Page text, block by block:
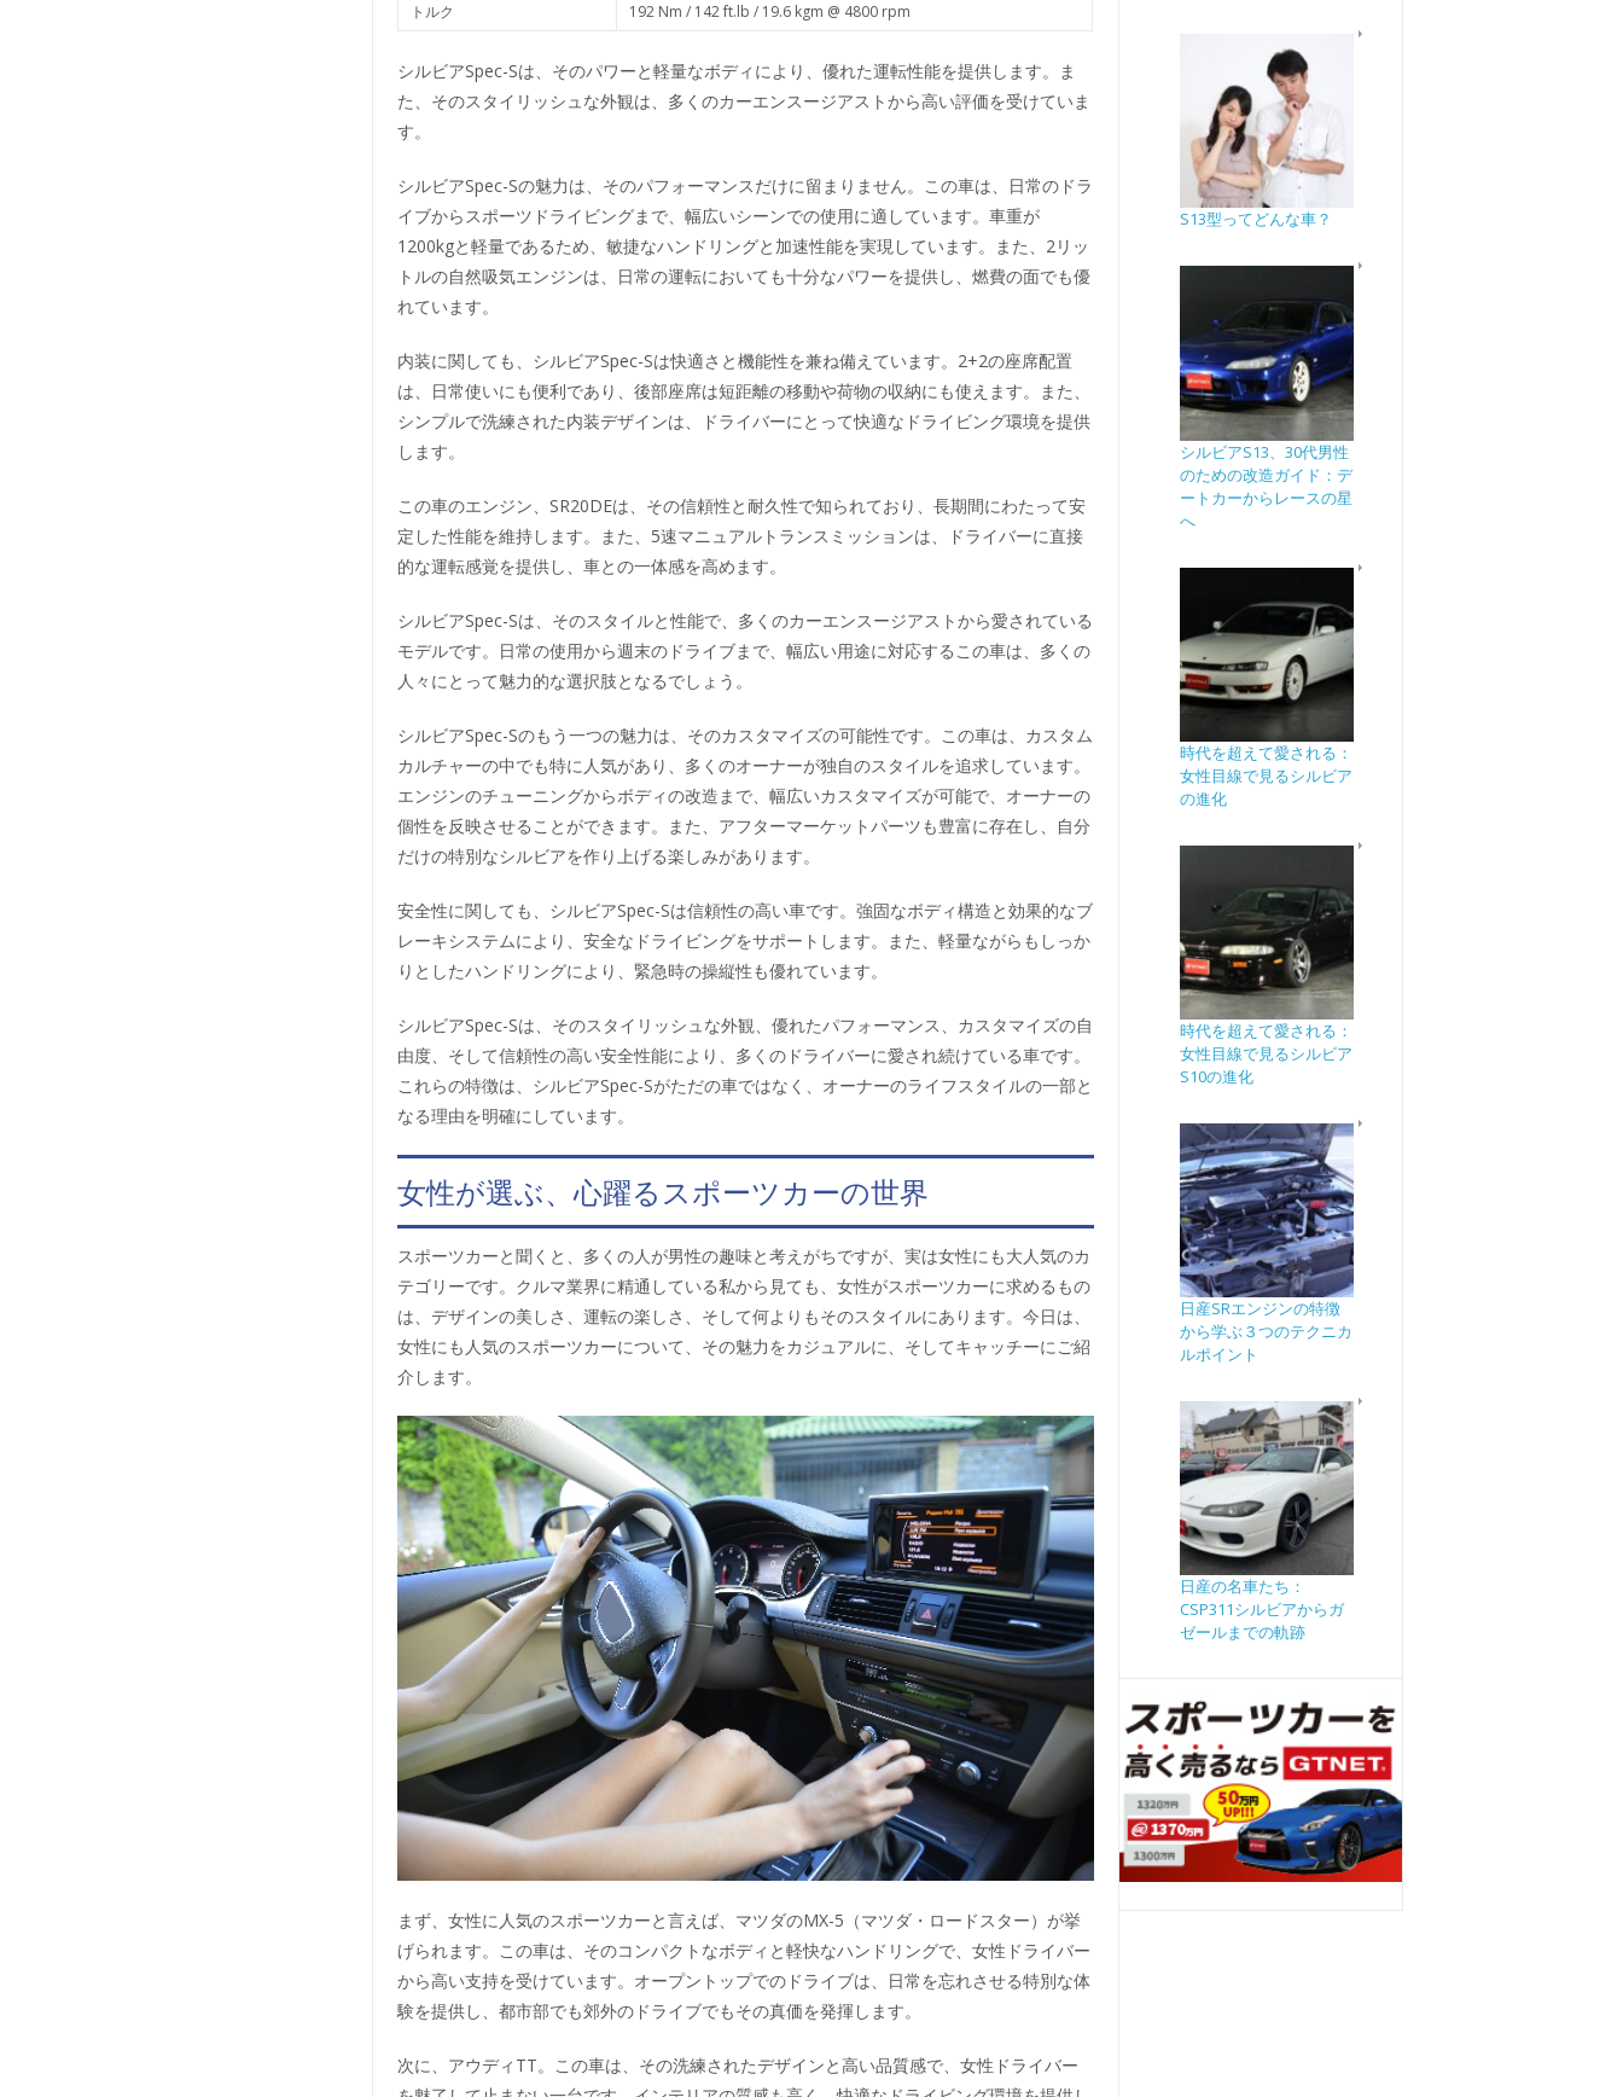
トルク
192 Nm / 142 ft.lb / 19.6 kgm @ 4800 rpm
シルビアSpec-Sは、そのパワーと軽量なボディにより、優れた運転性能を提供します。ま
た、そのスタイリッシュな外観は、多くのカーエンスージアストから高い評価を受けていま
す。
シルビアSpec-Sの魅力は、そのパフォーマンスだけに留まりません。この車は、日常のドラ
イブからスポーツドライビングまで、幅広いシーンでの使用に適しています。車重が
1200kgと軽量であるため、敏捷なハンドリングと加速性能を実現しています。また、2リッ
トルの自然吸気エンジンは、日常の運転においても十分なパワーを提供し、燃費の面でも優
れています。
内装に関しても、シルビアSpec-Sは快適さと機能性を兼ね備えています。2+2の座席配置
は、日常使いにも便利であり、後部座席は短距離の移動や荷物の収納にも使えます。また、
シンプルで洗練された内装デザインは、ドライバーにとって快適なドライビング環境を提供
します。
この車のエンジン、SR20DEは、その信頼性と耐久性で知られており、長期間にわたって安
定した性能を維持します。また、5速マニュアルトランスミッションは、ドライバーに直接
的な運転感覚を提供し、車との一体感を高めます。
シルビアSpec-Sは、そのスタイルと性能で、多くのカーエンスージアストから愛されている
モデルです。日常の使用から週末のドライブまで、幅広い用途に対応するこの車は、多くの
人々にとって魅力的な選択肢となるでしょう。
シルビアSpec-Sのもう一つの魅力は、そのカスタマイズの可能性です。この車は、カスタム
カルチャーの中でも特に人気があり、多くのオーナーが独自のスタイルを追求しています。
エンジンのチューニングからボディの改造まで、幅広いカスタマイズが可能で、オーナーの
個性を反映させることができます。また、アフターマーケットパーツも豊富に存在し、自分
だけの特別なシルビアを作り上げる楽しみがあります。
安全性に関しても、シルビアSpec-Sは信頼性の高い車です。強固なボディ構造と効果的なブ
レーキシステムにより、安全なドライビングをサポートします。また、軽量ながらもしっか
りとしたハンドリングにより、緊急時の操縦性も優れています。
シルビアSpec-Sは、そのスタイリッシュな外観、優れたパフォーマンス、カスタマイズの自
由度、そして信頼性の高い安全性能により、多くのドライバーに愛され続けている車です。
これらの特徴は、シルビアSpec-Sがただの車ではなく、オーナーのライフスタイルの一部と
なる理由を明確にしています。
女性が選ぶ、心躍るスポーツカーの世界
スポーツカーと聞くと、多くの人が男性の趣味と考えがちですが、実は女性にも大人気のカ
テゴリーです。クルマ業界に精通している私から見ても、女性がスポーツカーに求めるもの
は、デザインの美しさ、運転の楽しさ、そして何よりもそのスタイルにあります。今日は、
女性にも人気のスポーツカーについて、その魅力をカジュアルに、そしてキャッチーにご紹
介します。
まず、女性に人気のスポーツカーと言えば、マツダのMX-5（マツダ・ロードスター）が挙
げられます。この車は、そのコンパクトなボディと軽快なハンドリングで、女性ドライバー
から高い支持を受けています。オープントップでのドライブは、日常を忘れさせる特別な体
験を提供し、都市部でも郊外のドライブでもその真価を発揮します。
次に、アウディTT。この車は、その洗練されたデザインと高い品質感で、女性ドライバー
S13型ってどんな車？
シルビアS13、30代男性
のための改造ガイド：デ
ートカーからレースの星
へ
時代を超えて愛される：
女性目線で見るシルビア
の進化
時代を超えて愛される：
女性目線で見るシルビア
S10の進化
日産SRエンジンの特徴
から学ぶ３つのテクニカ
ルポイント
日産の名車たち：
CSP311シルビアからガ
ゼールまでの軌跡